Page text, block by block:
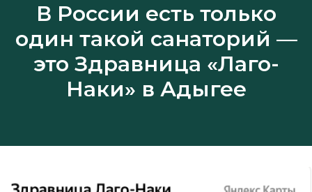
В России есть только
один такой санаторий —
это Здравница «Лаго-
Наки» в Адыгее